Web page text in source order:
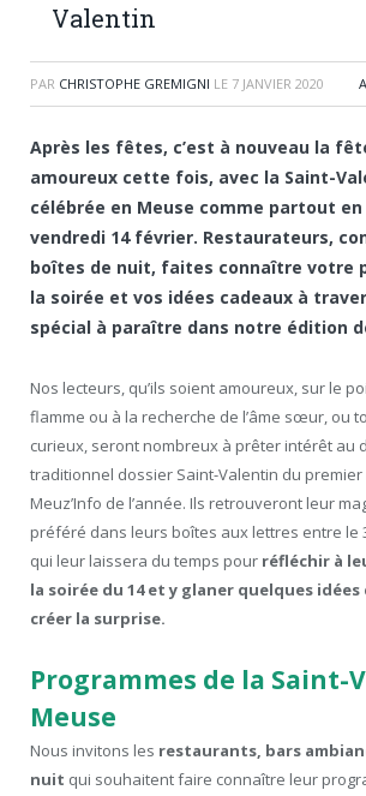
Valentin
PAR CHRISTOPHE GREMIGNI LE 7 JANVIER 2020
Après les fêtes, c’est à nouveau la
amoureux cette fois, avec la Saint-
célébrée en Meuse comme partout en
vendredi 14 février. Restaurateurs,
boîtes de nuit, faites connaître votre
la soirée et vos idées cadeaux à
spécial à paraître dans notre édition
Nos lecteurs, qu’ils soient amoureux, sur le
flamme ou à la recherche de l’âme sœur, ou
curieux, seront nombreux à prêter intérêt au
traditionnel dossier Saint-Valentin du
Meuz’Info de l’année. Ils retrouveront leur
préféré dans leurs boîtes aux lettres entre le
qui leur laissera du temps pour réfléchir à
la soirée du 14 et y glaner quelques
créer la surprise.
Programmes de la Saint-
Meuse
Nous invitons les restaurants, bars
nuit qui souhaitent faire connaître leur